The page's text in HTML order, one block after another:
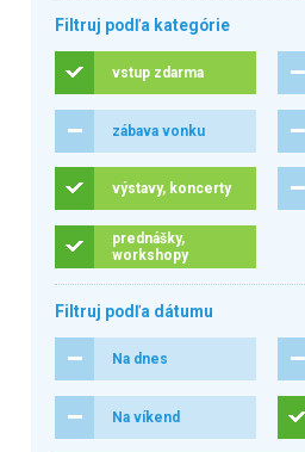
Filtruj podľa kategórie
vstup zdarma
zábava vonku
výstavy, koncerty
prednášky,
workshopy
Filtruj podľa dátumu
Na dnes
Na víkend